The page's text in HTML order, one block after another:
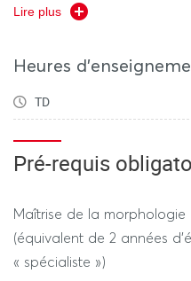
Lire plus
Heures
TD
Pré-requis
Maîtrise de la
(équivalent de 2 années
« spécialiste »)